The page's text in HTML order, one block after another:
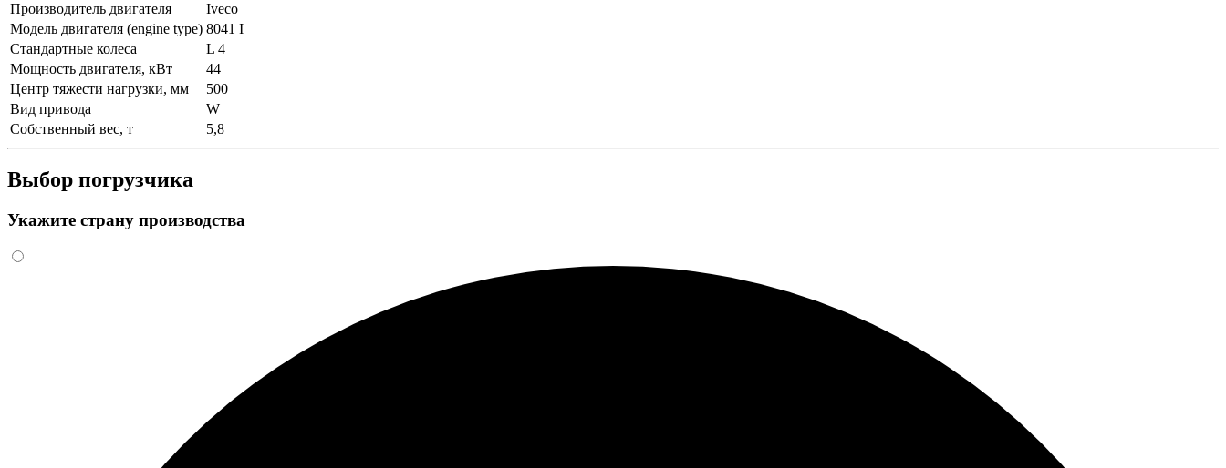
Производитель двигателя
Iveco
Модель двигателя (engine type) 8041 I
Стандартные колеса
L 4
Мощность двигателя, кВт
44
Центр тяжести нагрузки, мм
500
Вид привода
W
Собственный вес, т
5,8
Выбор погрузчика
Укажите страну производства